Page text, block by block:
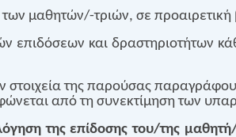
των μαθητών/-τριών, σε
επιδόσεων και δραστηριοτήτων
στοιχεία της παρούσας
από τη συνεκτίμηση των
της επίδοσης του/της